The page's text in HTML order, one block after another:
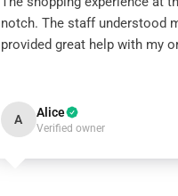
notch. The staff understood
provided great help with my
A Alice
Verified owner